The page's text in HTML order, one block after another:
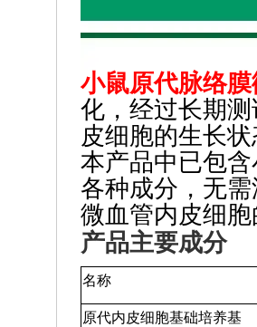
小鼠原代脉络
化，经过长期
皮细胞的生长
本产品中已包
各种成分，无
微血管内皮细
产品主要成分
名称
原代内皮细胞基础培养基